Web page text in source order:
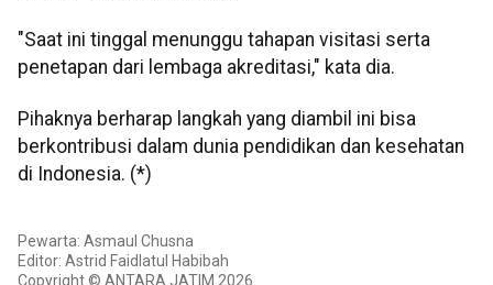
"Saat ini tinggal menunggu tahapan visitasi serta
penetapan dari lembaga akreditasi," kata dia.
Pihaknya berharap langkah yang diambil ini bisa
berkontribusi dalam dunia pendidikan dan kesehatan
di Indonesia. (*)
Pewarta: Asmaul Chusna
Editor: Astrid Faidlatul Habibah
Copyright © ANTARA JATIM 2026